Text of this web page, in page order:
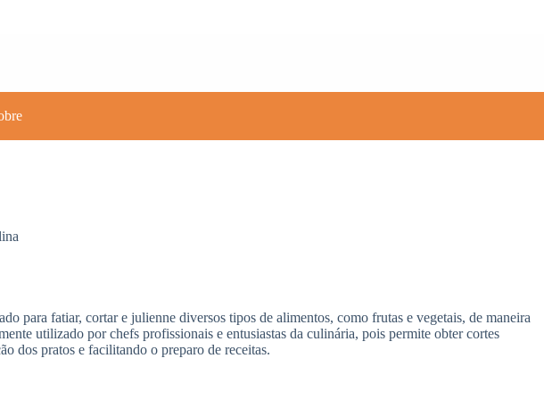
para fatiar, cortar e julienne diversos tipos de alimentos, como frutas e vegetais, de maneira
utilizado por chefs profissionais e entusiastas da culinária, pois permite obter cortes
dos pratos e facilitando o preparo de receitas.